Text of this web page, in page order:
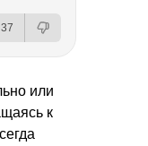
37
или
к